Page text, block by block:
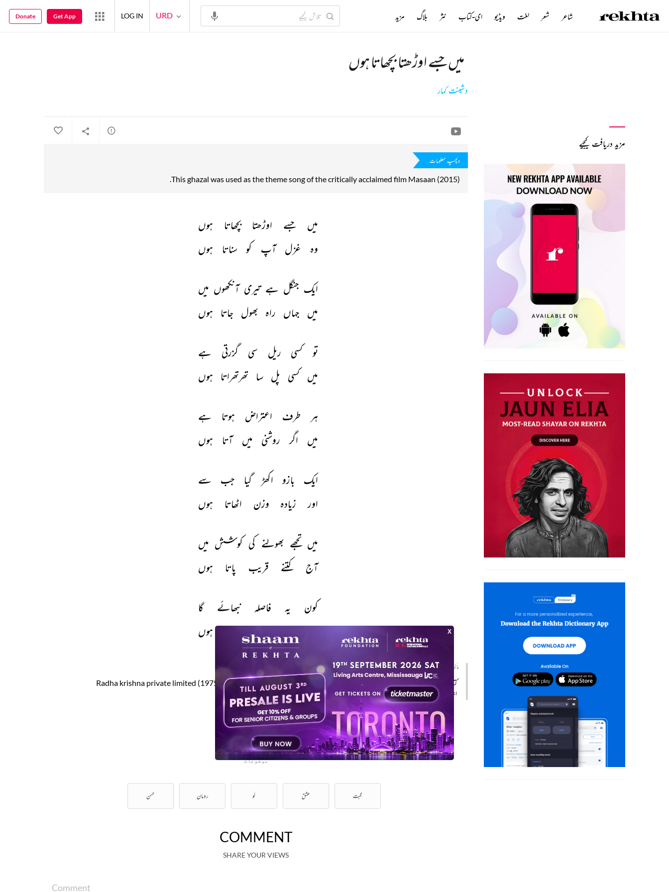
میں جسے اوڑھتا بچھاتا ہوں
دشینت کمار
دلچسپ معلومات
This ghazal was used as the theme song of the critically acclaimed film Masaan (2015).
میں جسے اوڑھتا بچھاتا
ہوں
وہ
غزل آپ کو سناتا ہوں
ایک جنگل ہے تیری آنکھوں میں
میں جہاں راہ بھول جاتا ہوں
تو کسی ریل سی گزرتی
ہے
میں
کسی پل سا تھرتھراتا ہوں
ہر طرف اعتراض ہوتا
ہے
میں
اگر روشنی میں آتا ہوں
ایک بازو اکھڑ گیا جب
سے
اور
زیادہ وزن اٹھاتا ہوں
میں تجھے بھولنے کی کوشش میں
آج
کتنے قریب پاتا ہوں
کون یہ فاصلہ نبھائے
گا
سچ ہوں
مأخذ :
کتاب Author: Dushyant Kumar مطبع: Radha krishna private limited (1975,1995)
اشاعت: 1975,1995
موضوعات
محبت عشق لَو رومان حسن
COMMENT
SHARE YOUR VIEWS
Comment
مزید دریافت کیجیے
شاعر شعر لغت ویڈیو ای-کتاب نثر بلاگ مزید URD
LOG IN
Get App
Donate